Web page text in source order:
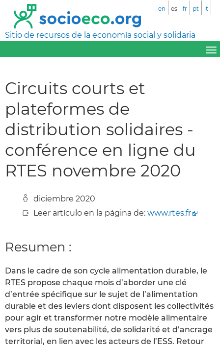
Sitio de recursos de la economía social y solidaria
en es fr pt it
Circuits courts et
plateformes de
distribution solidaires -
conférence en ligne du
RTES novembre 2020
diciembre 2020
Leer artículo en la página de: www.rtes.fr
Resumen :
Dans le cadre de son cycle alimentation durable, le
RTES propose chaque mois d’aborder une clé
d’entrée spécifique sur le sujet de l’alimentation
durable et des leviers dont disposent les collectivités
pour agir et transformer notre modèle alimentaire
vers plus de soutenabilité, de solidarité et d’ancrage
territorial, en lien avec les acteurs de l’ESS. Retour